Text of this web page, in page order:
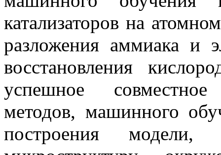
катализаторов на
разложения аммиака и
восстановления
успешное
методов, машинного
построения модели,